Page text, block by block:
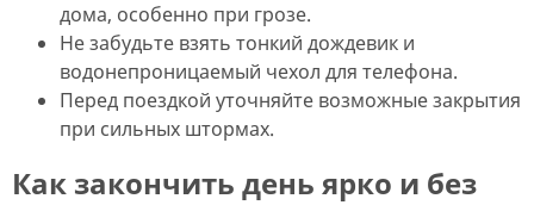
дома, особенно при грозе.
Не забудьте взять тонкий дождевик и
водонепроницаемый чехол для телефона.
Перед поездкой уточняйте возможные закрытия
при сильных штормах.
Как закончить день ярко и без